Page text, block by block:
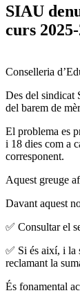
SIAU
curs
Conselleria
Des del sindicat
del barem de
El problema es
i 18 dies com a
corresponent.
Aquest greuge
Davant aquest
✅ Consultar el
✅ Si és així, i la
reclamant la
És fonamental